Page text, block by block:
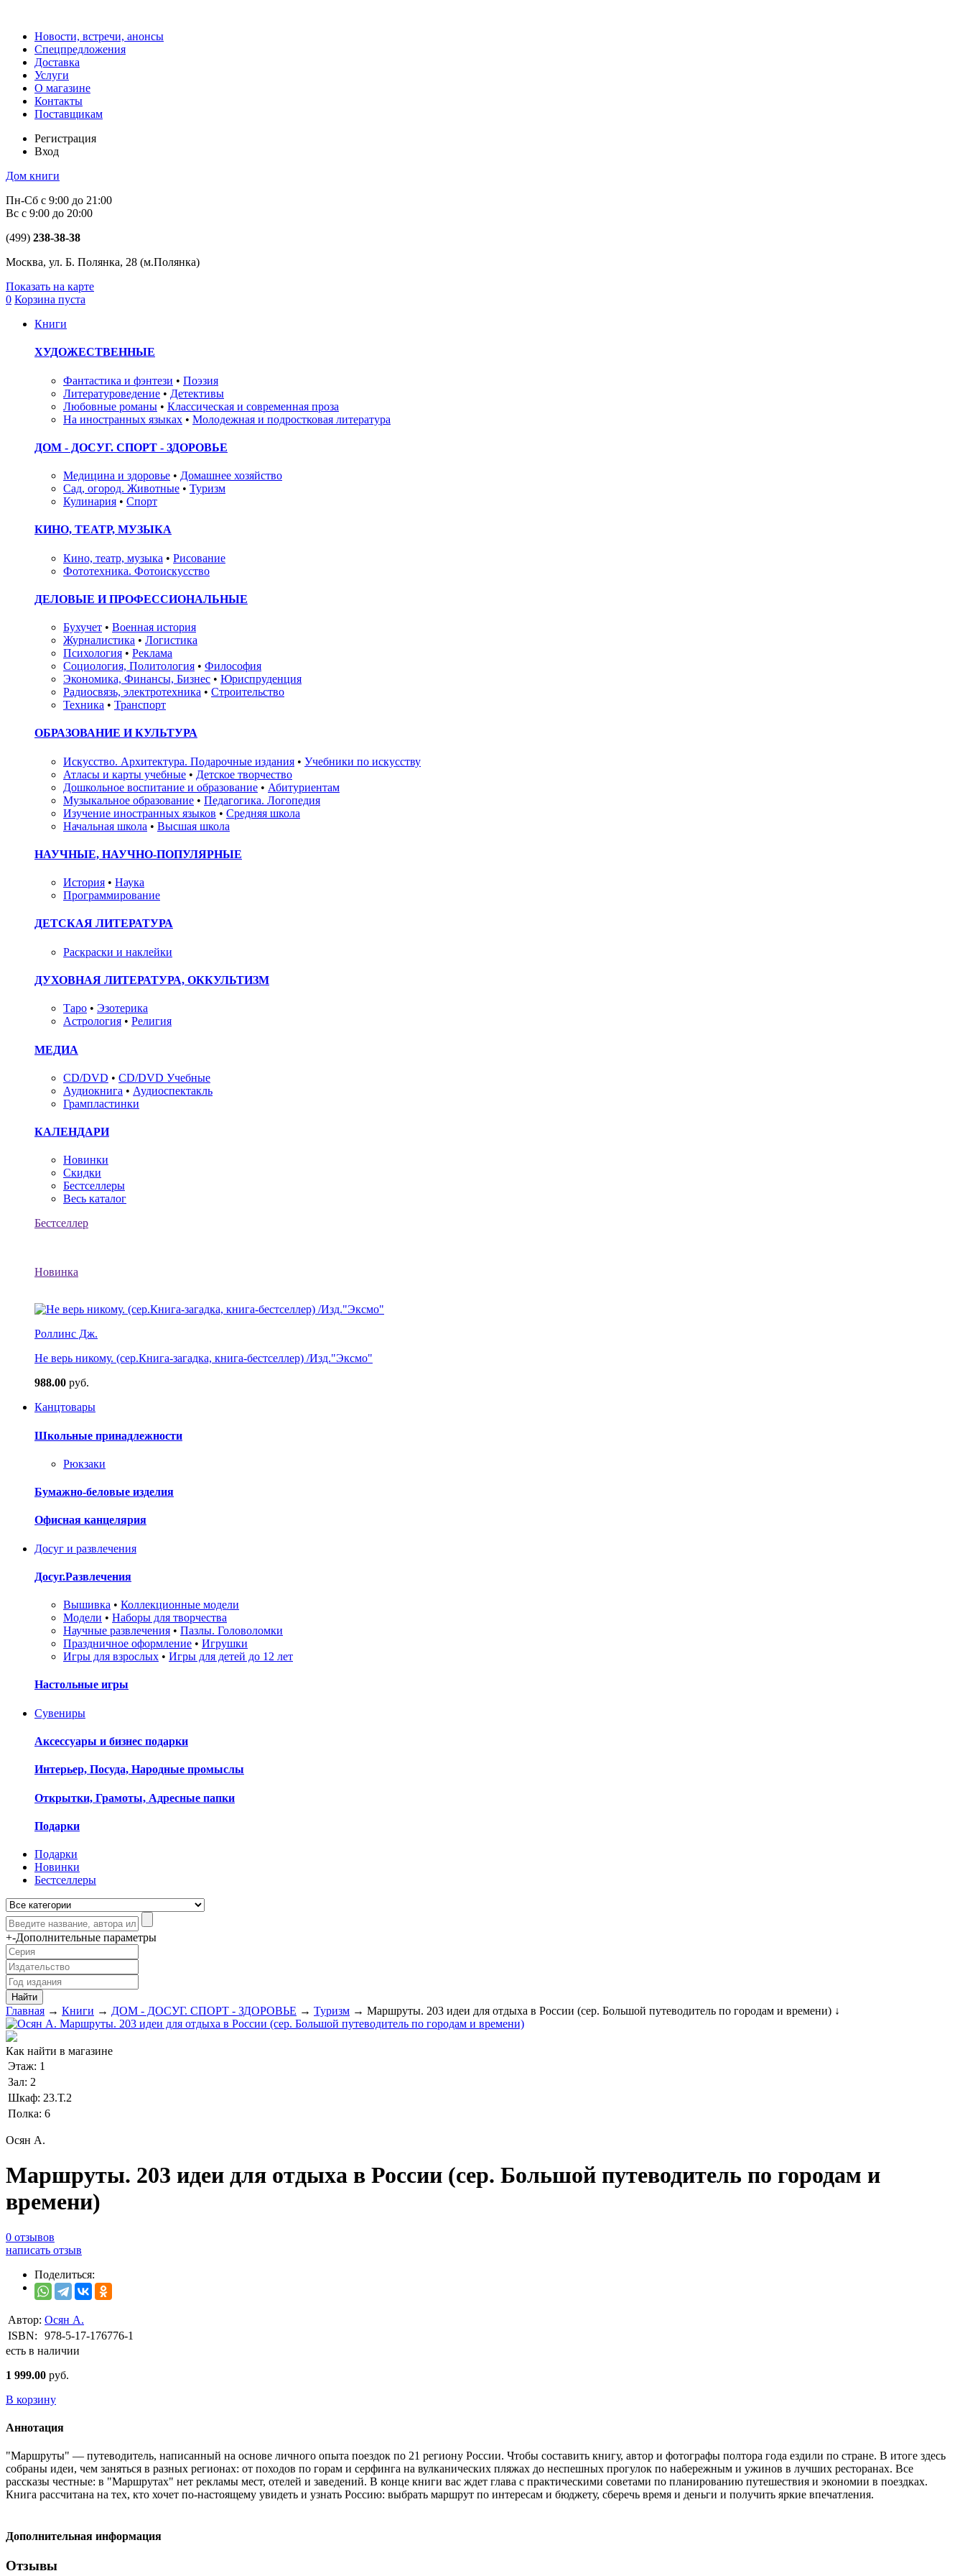
Новости, встречи, анонсы
Спецпредложения
Доставка
Услуги
О магазине
Контакты
Поставщикам
Регистрация
Вход
Дом книги
Пн-Сб с 9:00 до 21:00
Вс с 9:00 до 20:00
(499) 238-38-38
Москва, ул. Б. Полянка, 28 (м.Полянка)
Показать на карте
0 Корзина пуста
Книги
ХУДОЖЕСТВЕННЫЕ
Фантастика и фэнтези • Поэзия
Литературоведение • Детективы
Любовные романы • Классическая и современная проза
На иностранных языках • Молодежная и подростковая литература
ДОМ - ДОСУГ. СПОРТ - ЗДОРОВЬЕ
Медицина и здоровье • Домашнее хозяйство
Сад, огород. Животные • Туризм
Кулинария • Спорт
КИНО, ТЕАТР, МУЗЫКА
Кино, театр, музыка • Рисование
Фототехника. Фотоискусство
ДЕЛОВЫЕ И ПРОФЕССИОНАЛЬНЫЕ
Бухучет • Военная история
Журналистика • Логистика
Психология • Реклама
Социология, Политология • Философия
Экономика, Финансы, Бизнес • Юриспруденция
Радиосвязь, электротехника • Строительство
Техника • Транспорт
ОБРАЗОВАНИЕ И КУЛЬТУРА
Искусство. Архитектура. Подарочные издания • Учебники по искусству
Атласы и карты учебные • Детское творчество
Дошкольное воспитание и образование • Абитуриентам
Музыкальное образование • Педагогика. Логопедия
Изучение иностранных языков • Средняя школа
Начальная школа • Высшая школа
НАУЧНЫЕ, НАУЧНО-ПОПУЛЯРНЫЕ
История • Наука
Программирование
ДЕТСКАЯ ЛИТЕРАТУРА
Раскраски и наклейки
ДУХОВНАЯ ЛИТЕРАТУРА, ОККУЛЬТИЗМ
Таро • Эзотерика
Астрология • Религия
МЕДИА
CD/DVD • CD/DVD Учебные
Аудиокнига • Аудиоспектакль
Грампластинки
КАЛЕНДАРИ
Новинки
Скидки
Бестселлеры
Весь каталог
Бестселлер
Новинка
Роллинс Дж.
Не верь никому. (сер.Книга-загадка, книга-бестселлер) /Изд."Эксмо"
988.00 руб.
Канцтовары
Школьные принадлежности
Рюкзаки
Бумажно-беловые изделия
Офисная канцелярия
Досуг и развлечения
Досуг.Развлечения
Вышивка • Коллекционные модели
Модели • Наборы для творчества
Научные развлечения • Пазлы. Головоломки
Праздничное оформление • Игрушки
Игры для взрослых • Игры для детей до 12 лет
Настольные игры
Сувениры
Аксессуары и бизнес подарки
Интерьер, Посуда, Народные промыслы
Открытки, Грамоты, Адресные папки
Подарки
Подарки
Новинки
Бестселлеры
+-Дополнительные параметры
Главная → Книги → ДОМ - ДОСУГ. СПОРТ - ЗДОРОВЬЕ → Туризм → Маршруты. 203 идеи для отдыха в России (сер. Большой путеводитель по городам и времени) ↓
Как найти в магазине
Этаж: 1
Зал: 2
Шкаф: 23.Т.2
Полка: 6
Осян А.
Маршруты. 203 идеи для отдыха в России (сер. Большой путеводитель по городам и
времени)
0 отзывов
написать отзыв
Поделиться:
Автор: Осян А.
ISBN:
978-5-17-176776-1
есть в наличии
1 999.00 руб.
В корзину
Аннотация
"Маршруты" — путеводитель, написанный на основе личного опыта поездок по 21 региону России. Чтобы составить книгу, автор и фотографы полтора года ездили по стране. В итоге здесь
собраны идеи, чем заняться в разных регионах: от походов по горам и серфинга на вулканических пляжах до неспешных прогулок по набережным и ужинов в лучших ресторанах. Все
рассказы честные: в "Маршрутах" нет рекламы мест, отелей и заведений. В конце книги вас ждет глава с практическими советами по планированию путешествия и экономии в поездках.
Книга рассчитана на тех, кто хочет по-настоящему увидеть и узнать Россию: выбрать маршрут по интересам и бюджету, сберечь время и деньги и получить яркие впечатления.
Дополнительная информация
Отзывы